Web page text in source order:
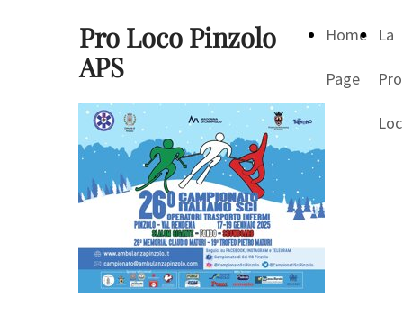
Home
Page
La
Pro
Pro Loco Pinzolo
APS